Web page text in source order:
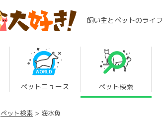
飼い主とペットのライ
ペットニュース ペット検索
ペット検索 海水魚